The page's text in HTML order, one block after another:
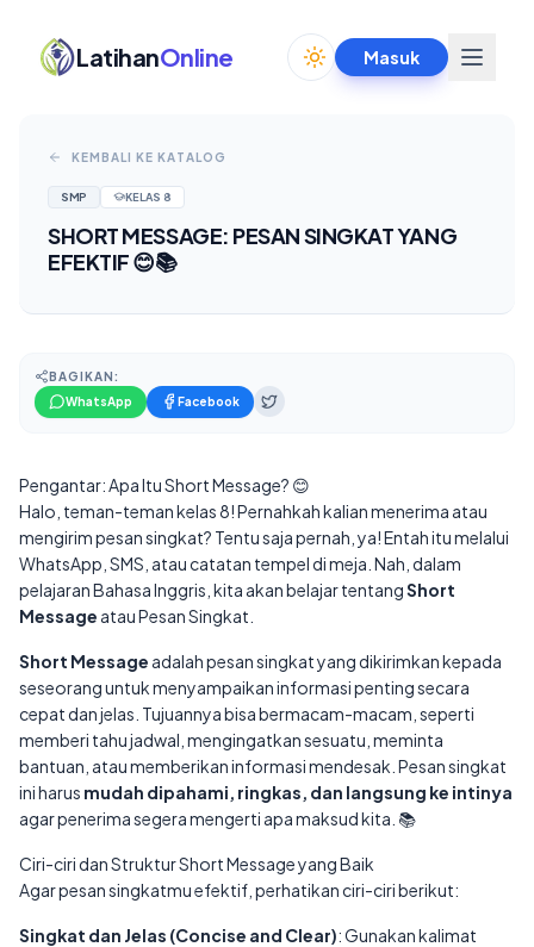
LatihanOnline Toggle theme
Masuk
KEMBALI KE KATALOG
SMP KELAS 8
SHORT MESSAGE: PESAN SINGKAT YANG
EFEKTIF 😊📚
BAGIKAN:
WhatsApp
Facebook
Pengantar: Apa Itu Short Message? 😊
Halo, teman-teman kelas 8! Pernahkah kalian menerima atau
mengirim pesan singkat? Tentu saja pernah, ya! Entah itu melalui
WhatsApp, SMS, atau catatan tempel di meja. Nah, dalam
pelajaran Bahasa Inggris, kita akan belajar tentangShort
Message atau Pesan Singkat.
Short Message adalah pesan singkat yang dikirimkan kepada
seseorang untuk menyampaikan informasi penting secara
cepat dan jelas. Tujuannya bisa bermacam-macam, seperti
memberi tahu jadwal, mengingatkan sesuatu, meminta
bantuan, atau memberikan informasi mendesak. Pesan singkat
ini harus mudah dipahami, ringkas, dan langsung ke intinya
agar penerima segera mengerti apa maksud kita. 📚
Ciri-ciri dan Struktur Short Message yang Baik
Agar pesan singkatmu efektif, perhatikan ciri-ciri berikut:
Singkat dan Jelas (Concise and Clear): Gunakan kalimat